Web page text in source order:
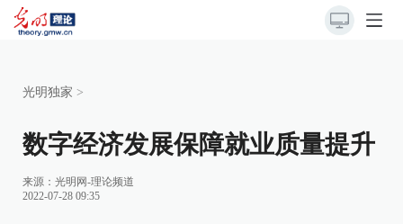
光明独家 >
数字经济发展保障就业质量提升
来源： 光明网-理论频道
2022-07-28 09:35